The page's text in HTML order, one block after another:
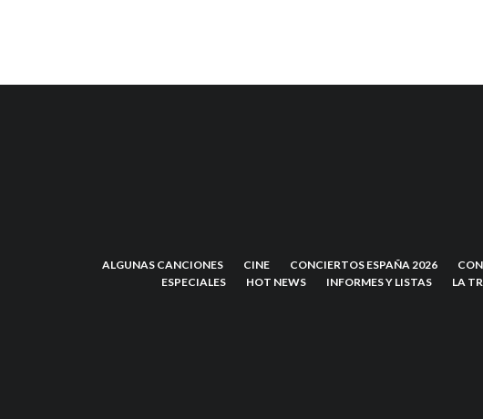
ALGUNAS CANCIONES CINE CONCIERTOS ESPAÑA 2026
ESPECIALES
HOT NEWS INFORMES Y LISTAS LA